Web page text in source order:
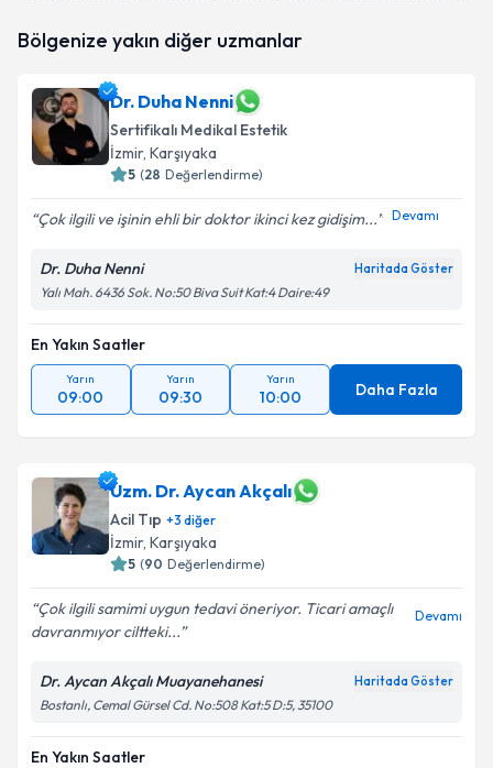
Bölgenize yakın diğer uzmanlar
Dr. Duha Nenni
Sertifikalı Medikal Estetik
İzmir, Karşıyaka
5 (28 Değerlendirme)
Çok ilgili ve işinin ehli bir doktor ikinci kez gidişim... Devamı
Dr. Duha Nenni Haritada Göster
Yalı Mah. 6436 Sok. No:50 Biva Suit Kat:4 Daire:49
En Yakın Saatler
Yarın
09:00
Yarın
09:30
Yarın
10:00 Daha Fazla
Uzm. Dr. Aycan Akçalı
Acil Tıp +3 diğer
İzmir, Karşıyaka
5 (90 Değerlendirme)
Çok ilgili samimi uygun tedavi öneriyor. Ticari amaçlı
davranmıyor ciltteki...
Devamı
Dr. Aycan Akçalı Muayanehanesi Haritada Göster
Bostanlı, Cemal Gürsel Cd. No:508 Kat:5 D:5, 35100
En Yakın Saatler